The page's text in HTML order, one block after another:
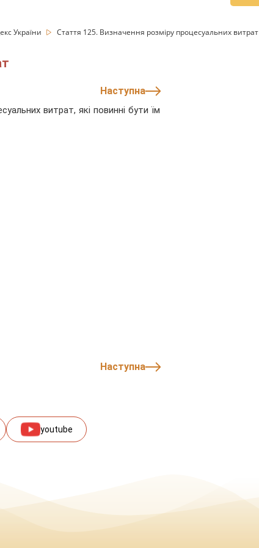
України Стаття 125. Визначення розміру процесуальних витрат
Наступна
витрат, які повинні бути їм
Наступна
youtube